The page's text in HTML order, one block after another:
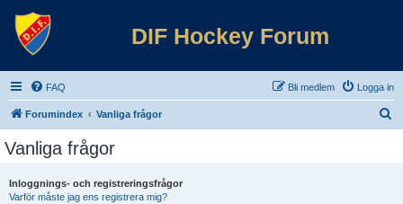
DIF Hockey Forum
FAQ Logga in
Bli medlem
Forumindex Vanliga frågor
Vanliga frågor
Inloggnings- och registreringsfrågor
Varför måste jag ens registrera mig?